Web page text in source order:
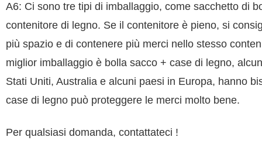
A6: Ci sono tre tipi di imballaggio, come sacchetto di
contenitore di legno. Se il contenitore è pieno, si
più spazio e di contenere più merci nello stesso
miglior imballaggio è bolla sacco + case di legno,
Stati Uniti, Australia e alcuni paesi in Europa, hanno
case di legno può proteggere le merci molto bene.
Per qualsiasi domanda, contattateci !